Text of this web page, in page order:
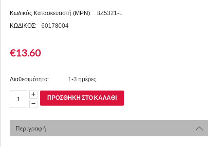
Κωδικός Κατασκευαστή (MPN):
BZ5321-L
ΚΩΔΙΚΟΣ:
60178004
€13.60
Διαθεσιμότητα: 1-3 ημέρες
+
−
ΠΡΟΣΘΉΚΗ ΣΤΟ ΚΑΛΆΘΙ
Περιγραφή